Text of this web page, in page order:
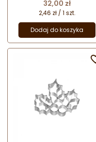
Cena
32,00 zł
2,46 zł / 1 szt.
Dodaj do koszyka